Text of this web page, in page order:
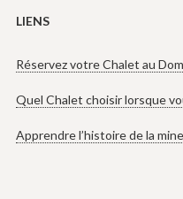
LIENS
Réservez votre Chalet au
Quel Chalet choisir lorsque
Apprendre l’histoire de la